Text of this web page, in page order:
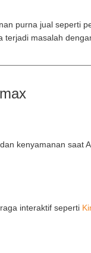
purna jual seperti
masalah
kenyamanan saat
interaktif seperti